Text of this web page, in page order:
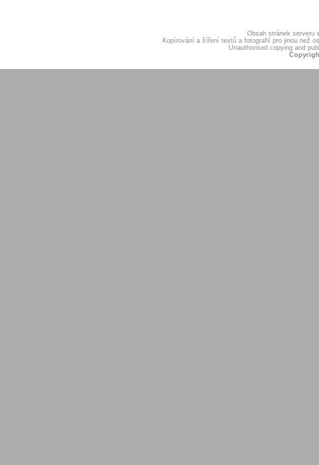
Obsah stránek serveru
Kopírování a šíření textů a fotografií pro jinou než
Unauthorised copying and